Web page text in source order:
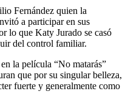
Fernández quien la
a participar en sus
lo que Katy Jurado se casó
del control familiar.
la película “No matarás”
que por su singular belleza,
fuerte y generalmente como